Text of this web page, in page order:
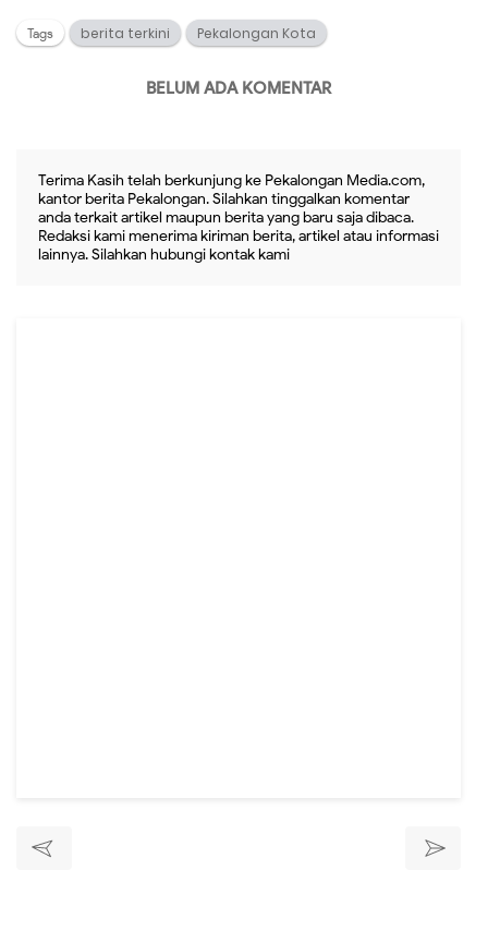
Tags berita terkini Pekalongan Kota
BELUM ADA KOMENTAR
Terima Kasih telah berkunjung ke Pekalongan Media.com,
kantor berita Pekalongan. Silahkan tinggalkan komentar
anda terkait artikel maupun berita yang baru saja dibaca.
Redaksi kami menerima kiriman berita, artikel atau informasi
lainnya. Silahkan hubungi kontak kami